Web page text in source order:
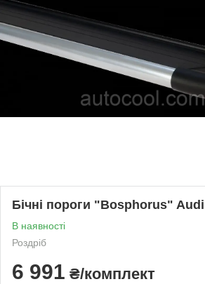
Бічні пороги "Bosphorus"
В наявності
Роздріб
6 991 ₴/комплект